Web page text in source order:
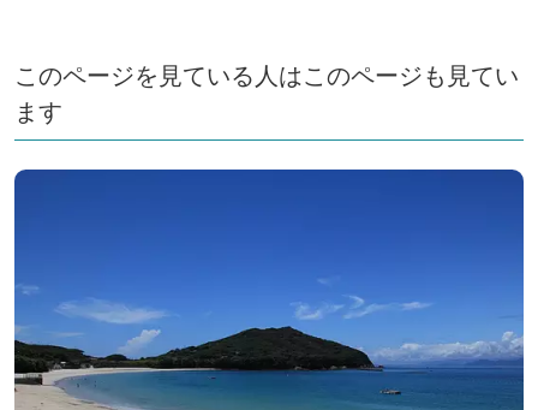
このページを見ている人はこのページも見てい
ます